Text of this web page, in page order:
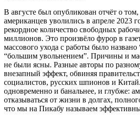
В августе был опубликован отчёт о
американцев уволились в апреле 2023
рекордное количество свободных
миллионов. Это произвёло фурор в
массового ухода с работы было
“большим увольнением”. Причины и
не были ясны. Разные авторы по
внезапный эффект, обвиняя
социалистов, русских шпионов и
одновременно и банальнее, и глубже:
отказываться от жизни в долгах,
что мы на Пикабу называем